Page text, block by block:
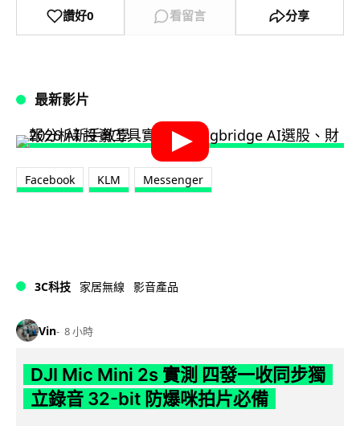
讚好0 看留言 分享
最新影片
Facebook KLM Messenger
3C科技 家居無線 影音產品
Vin 8 小時
DJI Mic Mini 2s 實測 四發一收同步獨
立錄音 32-bit 防爆咪拍片必備